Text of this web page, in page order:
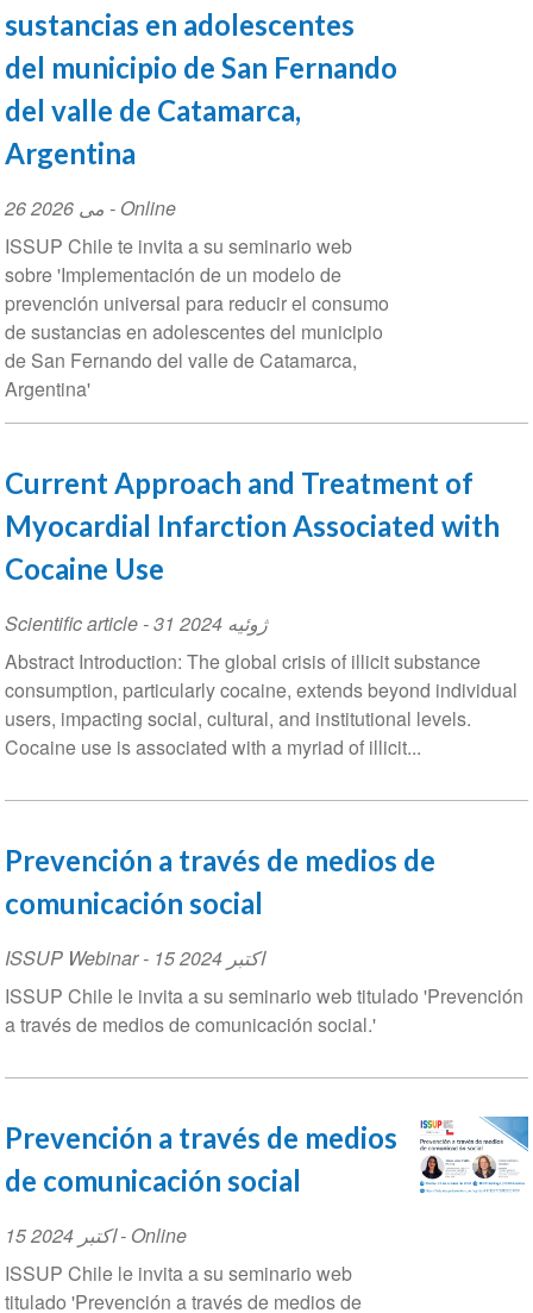
sustancias en adolescentes
del municipio de San Fernando
del valle de Catamarca,
Argentina
Event
Date
26 می 2026- Online
ISSUP Chile te invita a su seminario web
sobre 'Implementación de un modelo de
prevención universal para reducir el consumo
de sustancias en adolescentes del municipio
de San Fernando del valle de Catamarca,
Argentina'
Current Approach and Treatment of
Myocardial Infarction Associated
Cocaine Use
Scientific article-
31 ژوئیه 2024
Abstract Introduction: The global crisis of illicit substance
consumption, particularly cocaine, extends beyond
users, impacting social, cultural, and institutional levels.
Cocaine use is associated with a myriad of illicit...
Prevención a través de medios de
comunicación social
ISSUP Webinar-
15 اکتبر 2024
ISSUP Chile le invita a su seminario web titulado
a través de medios de comunicación social.'
Prevención a través de medios
de comunicación social
Event
Date
15 اکتبر 2024- Online
ISSUP Chile le invita a su seminario web
titulado 'Prevención a través de medios de